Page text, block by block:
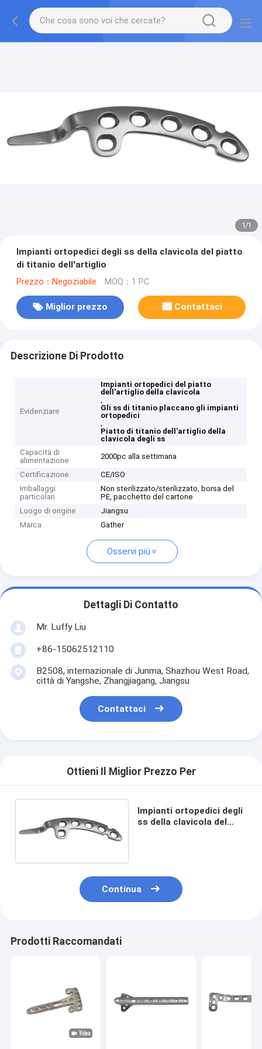
1/1
Impianti ortopedici degli ss della clavicola del piatto
di titanio dell'artiglio
Prezzo：Negoziabile MOQ：1 PC
Miglior prezzo Contattaci
Descrizione Di Prodotto
Evidenziare
Impianti ortopedici del piatto
dell'artiglio della clavicola
,
Gli ss di titanio placcano gli impianti
ortopedici
,
Piatto di titanio dell'artiglio della
clavicola degli ss
Capacità di
alimentazione
2000pc alla settimana
Certificazione
CE/ISO
Imballaggi
particolari
Non sterilizzato/sterilizzato, borsa del
PE, pacchetto del cartone
Luogo di origine
Jiangsu
Marca
Gather
Osservi più
Dettagli Di Contatto
Mr. Luffy Liu
+86-15062512110
B2508, internazionale di Junma, Shazhou West Road,
città di Yangshe, Zhangjiagang, Jiangsu
Contattaci
Ottieni Il Miglior Prezzo Per
Impianti ortopedici degli
ss della clavicola del
Continua
Prodotti Raccomandati